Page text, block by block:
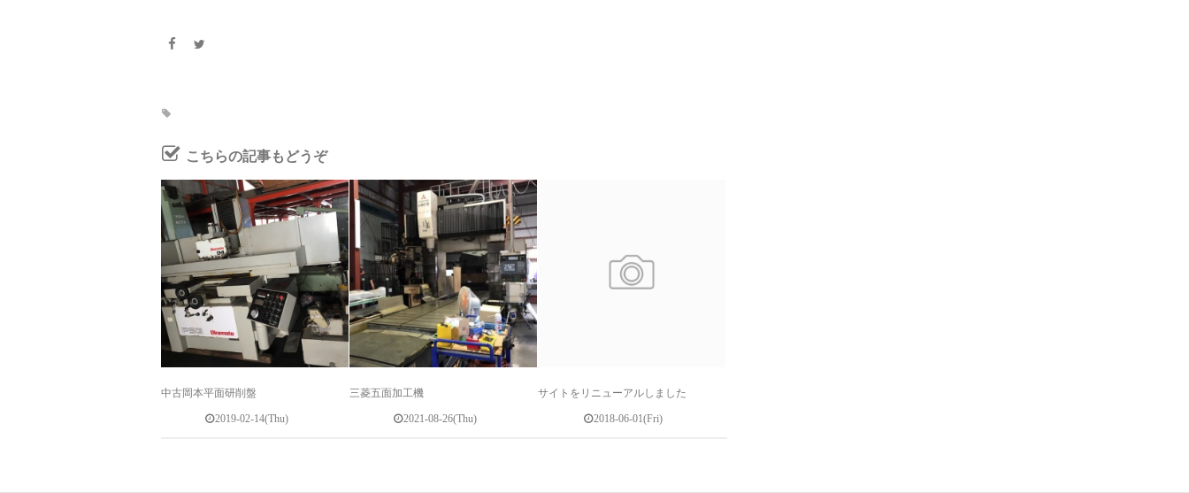
こちらの記事もどうぞ
中古岡本平面研削盤
2019-02-14(Thu)
三菱五面加工機
2021-08-26(Thu)
サイトをリニューアルしました
2018-06-01(Fri)